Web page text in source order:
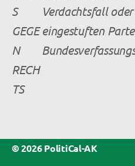
S
GEGE
N
RECH
TS
Verdachtsfall
eingestuften
© 2026PolitiCal-AK